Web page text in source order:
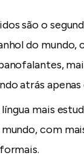
são o
do mundo,
atrás
mais
com